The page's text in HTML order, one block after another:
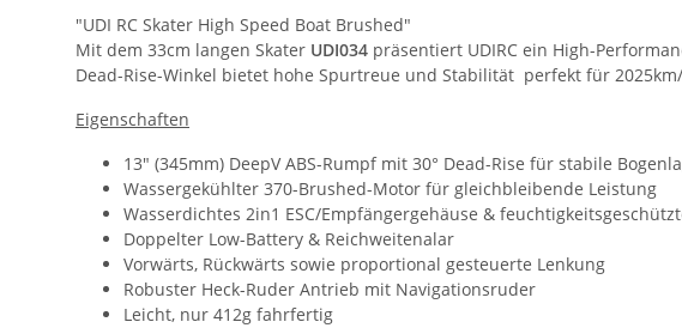
"UDI RC Skater High Speed Boat Brushed"
Mit dem 33cm langen Skater UDI034 präsentiert UDIRC ein High-
Dead-Rise-Winkel bietet hohe Spurtreue und Stabilität  perfekt für
Eigenschaften
13" (345mm) DeepV ABS-Rumpf mit 30° Dead-Rise für stabile
Wassergekühlter 370-Brushed-Motor für gleichbleibende Leistung
Wasserdichtes 2in1 ESC/Empfängergehäuse &
Doppelter Low-Battery & Reichweitenalar
Vorwärts, Rückwärts sowie proportional gesteuerte Lenkung
Robuster Heck-Ruder Antrieb mit Navigationsruder
Leicht, nur 412g fahrfertig